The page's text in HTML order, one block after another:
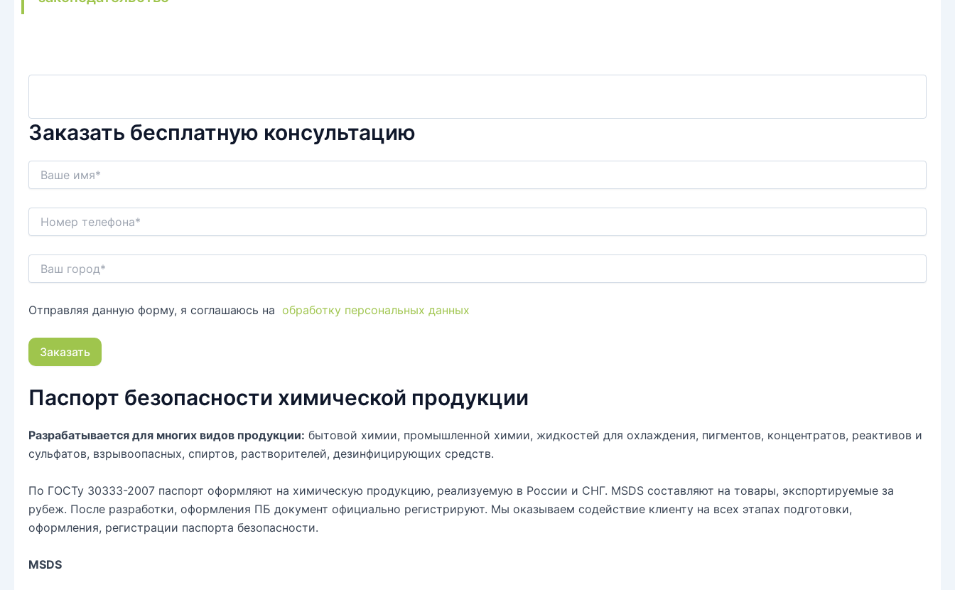
Заказать бесплатную консультацию
Отправляя данную форму, я соглашаюсь на обработку персональных данных
Паспорт безопасности химической продукции
Разрабатывается для многих видов продукции: бытовой химии, промышленной химии, жидкостей для охлаждения, пигментов, концентратов, реактивов и
сульфатов, взрывоопасных, спиртов, растворителей, дезинфицирующих средств.
По ГОСТу 30333-2007 паспорт оформляют на химическую продукцию, реализуемую в России и СНГ. MSDS составляют на товары, экспортируемые за
рубеж. После разработки, оформления ПБ документ официально регистрируют. Мы оказываем содействие клиенту на всех этапах подготовки,
оформления, регистрации паспорта безопасности.
MSDS